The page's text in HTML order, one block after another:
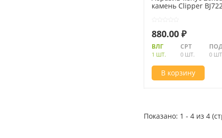
камень Clipper
880.00 ₽
ВЛГ
1 ШТ.
СРТ
0 ШТ. 0
В корзину
Показано: 1 - 4 из 4